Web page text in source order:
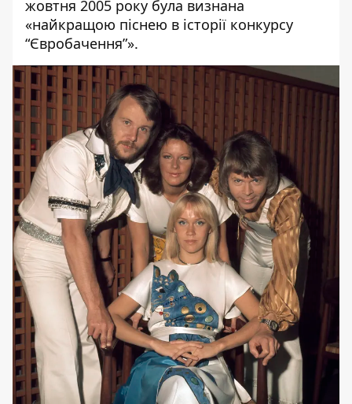
жовтня 2005 року була визнана
«найкращою піснею в історії конкурсу
“Євробачення”».